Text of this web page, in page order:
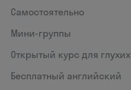
Самостоятельно
Мини-группы
Открытый курс для глухих
Бесплатный английский